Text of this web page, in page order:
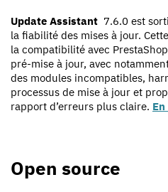
Update Assistant 7.6.0 est
la fiabilité des mises à jour.
la compatibilité avec
pré-mise à jour, avec
des modules incompatibles,
processus de mise à jour et
rapport d’erreurs plus claire.
Open source